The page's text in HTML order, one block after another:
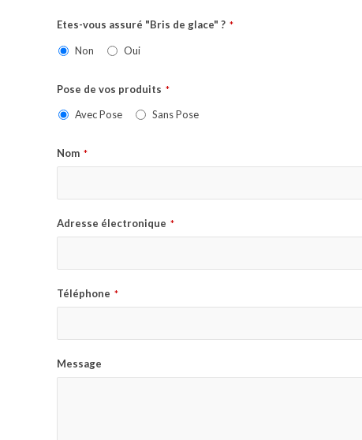
Etes-vous assuré "Bris de glace" ? *
Non Oui
Pose de vos produits *
Avec Pose Sans Pose
Nom *
Adresse électronique *
Téléphone *
Message